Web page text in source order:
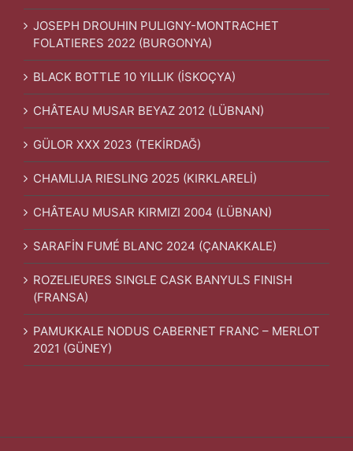
JOSEPH DROUHIN PULIGNY-MONTRACHET
FOLATIERES 2022 (BURGONYA)
BLACK BOTTLE 10 YILLIK (İSKOÇYA)
CHÂTEAU MUSAR BEYAZ 2012 (LÜBNAN)
GÜLOR XXX 2023 (TEKİRDAĞ)
CHAMLIJA RIESLING 2025 (KIRKLARELİ)
CHÂTEAU MUSAR KIRMIZI 2004 (LÜBNAN)
SARAFİN FUMÉ BLANC 2024 (ÇANAKKALE)
ROZELIEURES SINGLE CASK BANYULS FINISH
(FRANSA)
PAMUKKALE NODUS CABERNET FRANC – MERLOT
2021 (GÜNEY)